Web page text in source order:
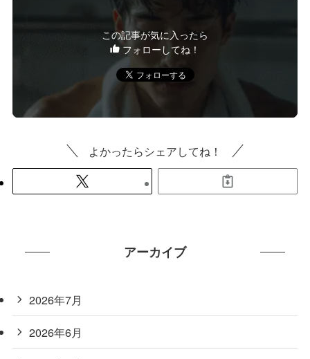
この記事が気に入ったら
フォローしてね！
よかったらシェアしてね！
アーカイブ
2026年7月
2026年6月